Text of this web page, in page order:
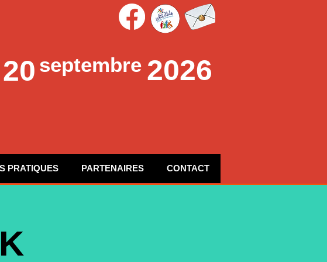
septembre2026
PRATIQUES PARTENAIRES CONTACT